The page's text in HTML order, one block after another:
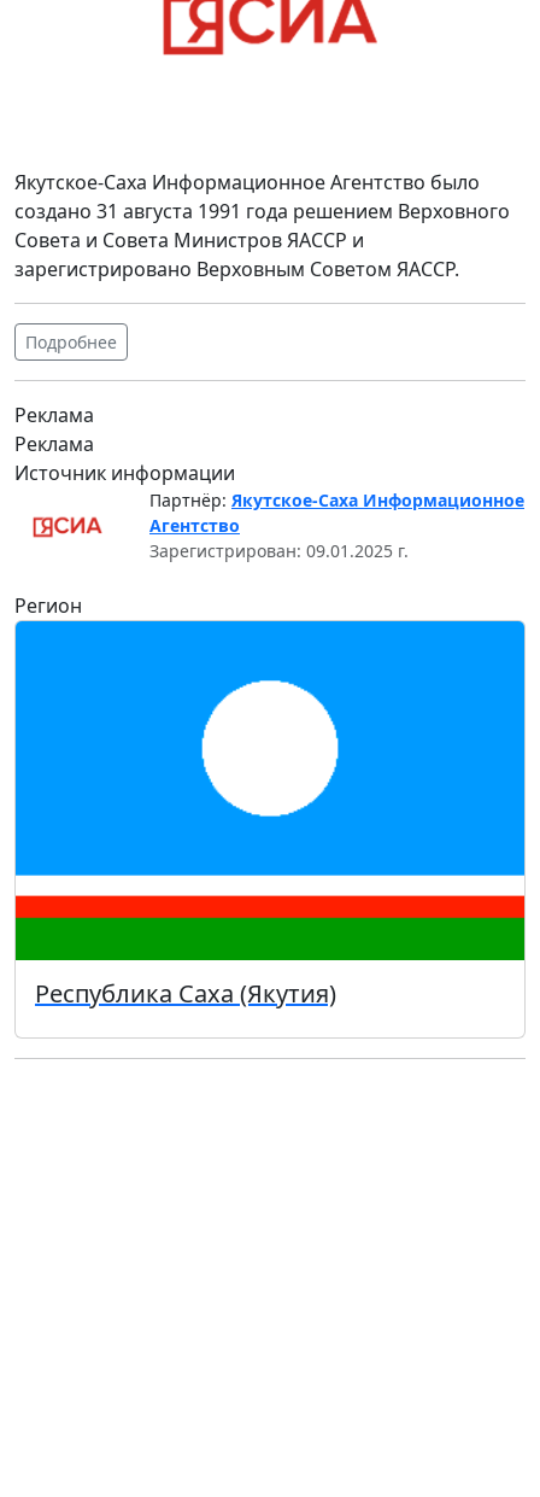
Якутское-Саха Информационное Агентство было
создано 31 августа 1991 года решением Верховного
Совета и Совета Министров ЯАССР и
зарегистрировано Верховным Советом ЯАССР.
Подробнее
Реклама
Реклама
Источник информации
Партнёр: Якутское-Саха Информационное
Агентство
Зарегистрирован: 09.01.2025 г.
Регион
Республика Саха (Якутия)